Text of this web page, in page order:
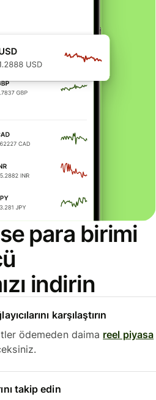
para birimi
indirin
karşılaştırın
ödemeden daima reel piyasa
takip edin